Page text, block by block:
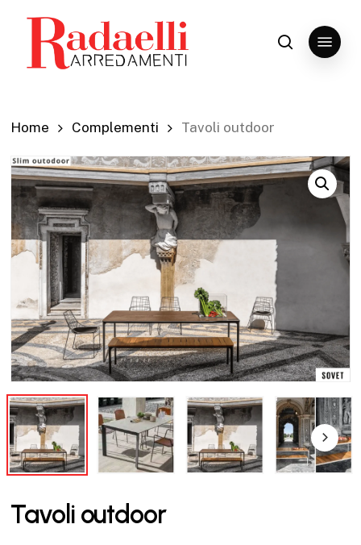
content
search
Menu
Home Complementi Tavoli outdoor
Tavoli outdoor
Close